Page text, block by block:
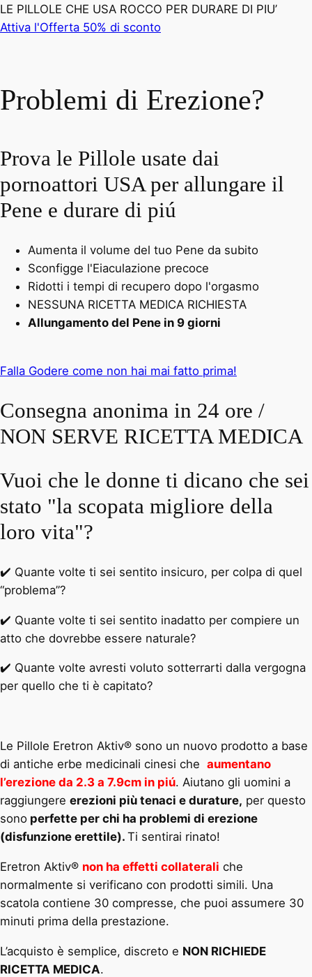
LE PILLOLE CHE USA ROCCO PER DURARE DI PIU’
Attiva l'Offerta 50% di sconto
Problemi di Erezione?
Prova le Pillole usate dai
pornoattori USA per allungare il
Pene e durare di piú
Aumenta il volume del tuo Pene da subito
Sconfigge l'Eiaculazione precoce
Ridotti i tempi di recupero dopo l'orgasmo
NESSUNA RICETTA MEDICA RICHIESTA
Allungamento del Pene in 9 giorni
Falla Godere come non hai mai fatto prima!
Consegna anonima in 24 ore /
NON SERVE RICETTA MEDICA
Vuoi che le donne ti dicano che sei
stato "la scopata migliore della
loro vita"?
✔️ Quante volte ti sei sentito insicuro, per colpa di quel
“problema”?
✔️ Quante volte ti sei sentito inadatto per compiere un
atto che dovrebbe essere naturale?
✔️ Quante volte avresti voluto sotterrarti dalla vergogna
per quello che ti è capitato?
Le Pillole Eretron Aktiv® sono un nuovo prodotto a base
di antiche erbe medicinali cinesi che aumentano
l’erezione da 2.3 a 7.9cm in piú. Aiutano gli uomini a
raggiungere erezioni più tenaci e durature, per questo
sono perfette per chi ha problemi di erezione
(disfunzione erettile). Ti sentirai rinato!
Eretron Aktiv® non ha effetti collaterali che
normalmente si verificano con prodotti simili. Una
scatola contiene 30 compresse, che puoi assumere 30
minuti prima della prestazione.
L’acquisto è semplice, discreto e NON RICHIEDE
RICETTA MEDICA.